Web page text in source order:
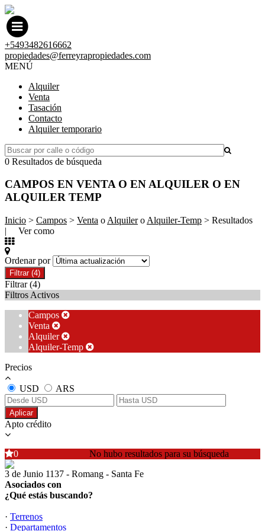
+5493482616662
propiedades@ferreyrapropiedades.com
MENÚ
Alquiler
Venta
Tasación
Contacto
Alquiler temporario
0 Resultados de búsqueda
CAMPOS EN VENTA O EN ALQUILER O EN
ALQUILER TEMP
Inicio > Campos > Venta o Alquilero Alquiler-Temp > Resultados
| Ver como
Ordenar por
Filtrar (4)
Filtrar (4)
Filtros Activos
Campos
Venta
Alquiler
Alquiler-Temp
Precios
USD ARS
Aplicar
Apto crédito
No hubo resultados para su búsqueda
0
3 de Junio 1137 - Romang - Santa Fe
Asociados con
¿Qué estás buscando?
· Terrenos
· Departamentos